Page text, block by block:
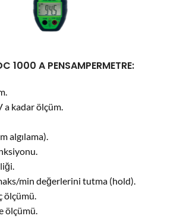
1000 A PENSAMPERMETRE:
a kadar ölçüm.
algılama).
min değerlerini tutma (hold).
ölçümü.
ölçümü.